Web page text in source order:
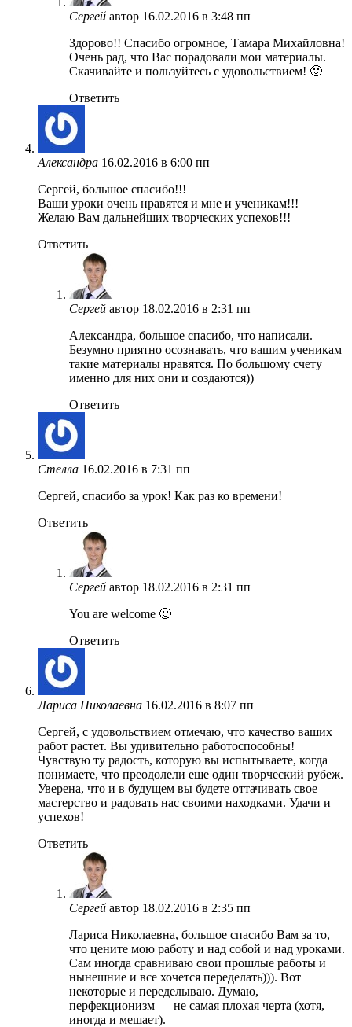
Сергей автор 16.02.2016 в 3:48 пп
Здорово!! Спасибо огромное, Тамара Михайловна!
Очень рад, что Вас порадовали мои материалы.
Скачивайте и пользуйтесь с удовольствием! 🙂
Ответить
Александра 16.02.2016 в 6:00 пп
Сергей, большое спасибо!!!
Ваши уроки очень нравятся и мне и ученикам!!!
Желаю Вам дальнейших творческих успехов!!!
Ответить
Сергей автор 18.02.2016 в 2:31 пп
Александра, большое спасибо, что написали.
Безумно приятно осознавать, что вашим ученикам
такие материалы нравятся. По большому счету
именно для них они и создаются))
Ответить
Стелла 16.02.2016 в 7:31 пп
Сергей, спасибо за урок! Как раз ко времени!
Ответить
Сергей автор 18.02.2016 в 2:31 пп
You are welcome 🙂
Ответить
Лариса Николаевна 16.02.2016 в 8:07 пп
Сергей, с удовольствием отмечаю, что качество ваших
работ растет. Вы удивительно работоспособны!
Чувствую ту радость, которую вы испытываете, когда
понимаете, что преодолели еще один творческий рубеж.
Уверена, что и в будущем вы будете оттачивать свое
мастерство и радовать нас своими находками. Удачи и
успехов!
Ответить
Сергей автор 18.02.2016 в 2:35 пп
Лариса Николаевна, большое спасибо Вам за то,
что цените мою работу и над собой и над уроками.
Сам иногда сравниваю свои прошлые работы и
нынешние и все хочется переделать))). Вот
некоторые и переделываю. Думаю,
перфекционизм — не самая плохая черта (хотя,
иногда и мешает).